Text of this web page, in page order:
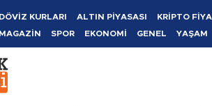
DÖVİZ KURLARI ALTIN PİYASASI KRİPTO
MAGAZİN
SPOR EKONOMİ GENEL YAŞAM